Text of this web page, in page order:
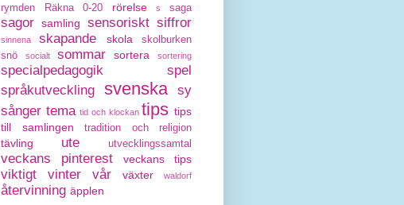
rymden Räkna 0-20 rörelse s saga
sagor samling sensoriskt siffror
sinnena skapande skola
skolburken
snö
socialt sommar sortera sortering
specialpedagogik
spel
språkutveckling
svenska
sy
sånger tema tid och klockan tips tips
till samlingen
tradition och religion
tävling ute utvecklingssamtal
veckans pinterest veckans tips
viktigt vinter vår växter waldorf
återvinning äpplen